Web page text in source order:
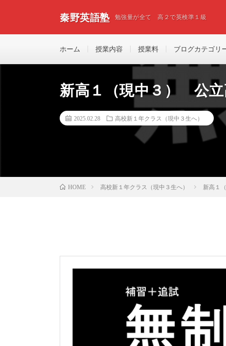
秦野英語塾 勉強量が全て 高２で英検準１級
ホーム 授業内容 授業料 ブログカテゴリ
新高１（現中３） 公立
2025.02.28 高校新１年クラス（現中３生へ）
HOME 高校新１年クラス（現中３生へ） 新高１